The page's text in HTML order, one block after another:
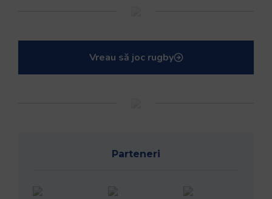
Vreau să joc rugby
Parteneri